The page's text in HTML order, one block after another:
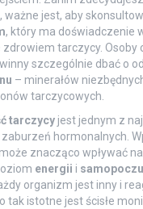
jest, aby
, który ma doświadczenie
tarczycy. Osoby
szczególnie dbać o
– minerałów
tarczycowych.
tarczycy jest jednym z
hormonalnych.
znacząco wpływać
energii i
organizm jest inny i
tak istotne jest ścisłe